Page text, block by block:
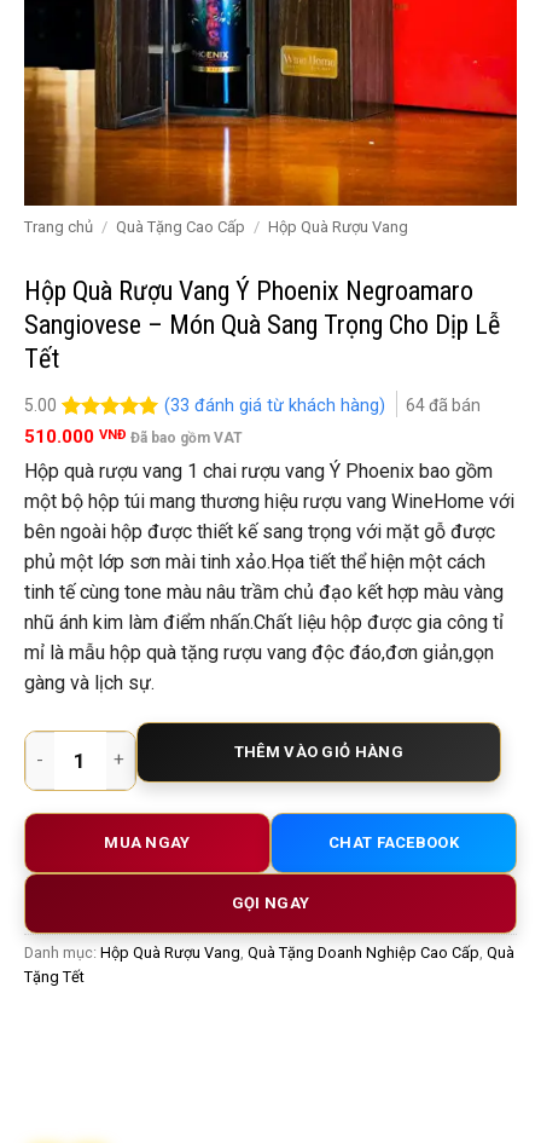
Trang chủ / Quà Tặng Cao Cấp / Hộp Quà Rượu Vang
Hộp Quà Rượu Vang Ý Phoenix Negroamaro
Sangiovese – Món Quà Sang Trọng Cho Dịp Lễ
Tết
5.00
5.00 trên 5
33
(33 đánh giá từ khách hàng) 64đã bán
510.000 VNĐ Đã bao gồm VAT
Hộp quà rượu vang 1 chai rượu vang Ý Phoenix bao gồm
một bộ hộp túi mang thương hiệu rượu vang WineHome với
bên ngoài hộp được thiết kế sang trọng với mặt gỗ được
phủ một lớp sơn mài tinh xảo.Họa tiết thể hiện một cách
tinh tế cùng tone màu nâu trầm chủ đạo kết hợp màu vàng
nhũ ánh kim làm điểm nhấn.Chất liệu hộp được gia công tỉ
mỉ là mẫu hộp quà tặng rượu vang độc đáo,đơn giản,gọn
gàng và lịch sự.
Hộp Quà Rượu Vang Ý Phoenix Negroamaro Sangiovese –
THÊM VÀO GIỎ HÀNG
MUA NGAY CHAT FACEBOOK
GỌI NGAY
Danh mục: Hộp Quà Rượu Vang, Quà Tặng Doanh Nghiệp Cao Cấp, Quà
Tặng Tết